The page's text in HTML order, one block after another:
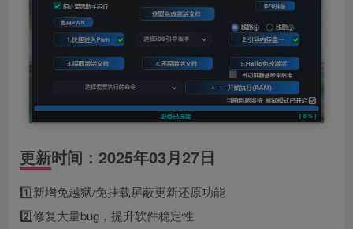
更新时间：2025年03月27日
1️⃣新增免越狱/免挂载屏蔽更新还原功能
2️⃣修复大量bug，提升软件稳定性